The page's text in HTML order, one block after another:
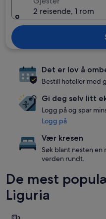
2 reisende, 1 rom
Det er lov å
Bestill hoteller med
Gi deg selv litt
Logg på og spar
Logg på
Vær kresen
Søk blant nesten
verden rundt.
De mest
Liguria
Santa Margherita Ligure